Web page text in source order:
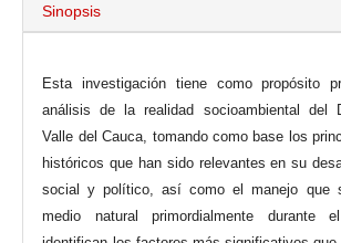
Sinopsis
Esta investigación tiene como propósito
análisis de la realidad socioambiental del
Valle del Cauca, tomando como base los
históricos que han sido relevantes en su
social y político, así como el manejo que
medio natural primordialmente